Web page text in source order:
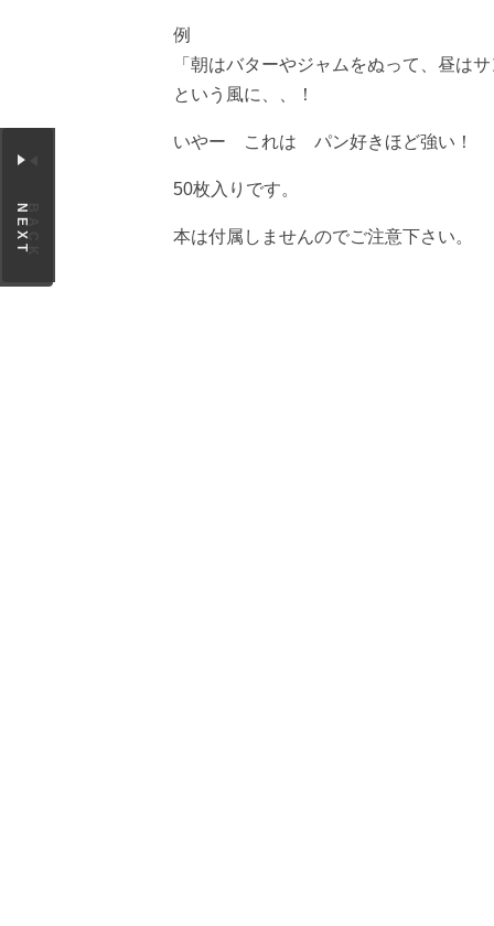
例
「朝はバターやジャムをぬって、昼は
という風に、、！
いやー これは パン好きほど強い！
50枚入りです。
本は付属しませんのでご注意下さい。
BACK
NEXT